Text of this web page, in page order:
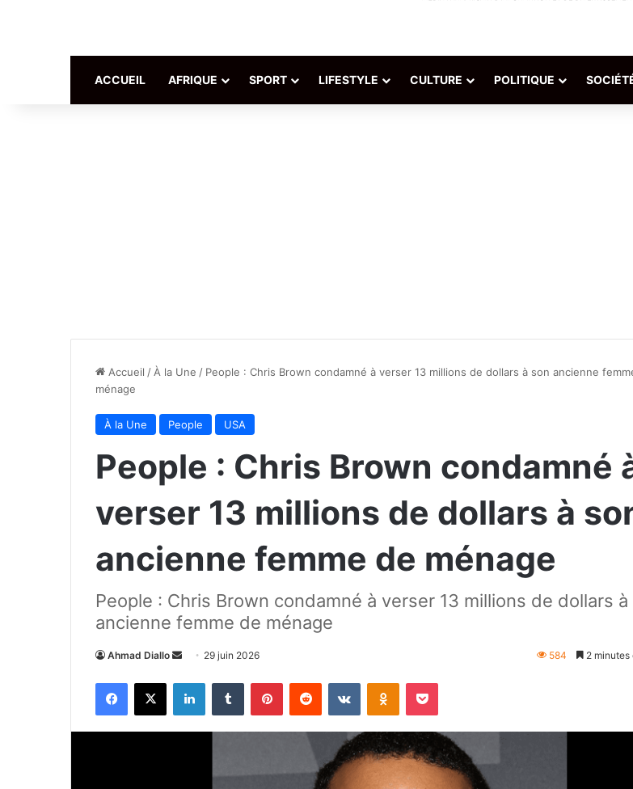
ACCUEIL AFRIQUE SPORT LIFESTYLE CULTURE POLITIQUE
Accueil / À la Une / People : Chris Brown condamné à verser 13 millions de dollars à son ancienne
ménage
À la Une People USA
People : Chris Brown condamné
verser 13 millions de dollars à
ancienne femme de ménage
People : Chris Brown condamné à verser 13 millions de dollars à
ancienne femme de ménage
Ahmad Diallo
Envoyer
courriel
29 juin 2026 584 2
Facebook
X LinkedinTumblr PinterestReddit VKontakteOdnoklassniki
Pocket